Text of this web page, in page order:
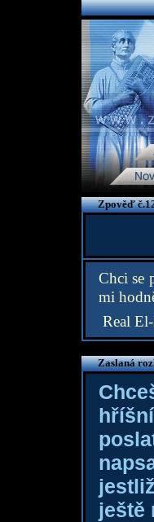
Zpověď
Chci se
mi
Real
Zaslaná
ještě